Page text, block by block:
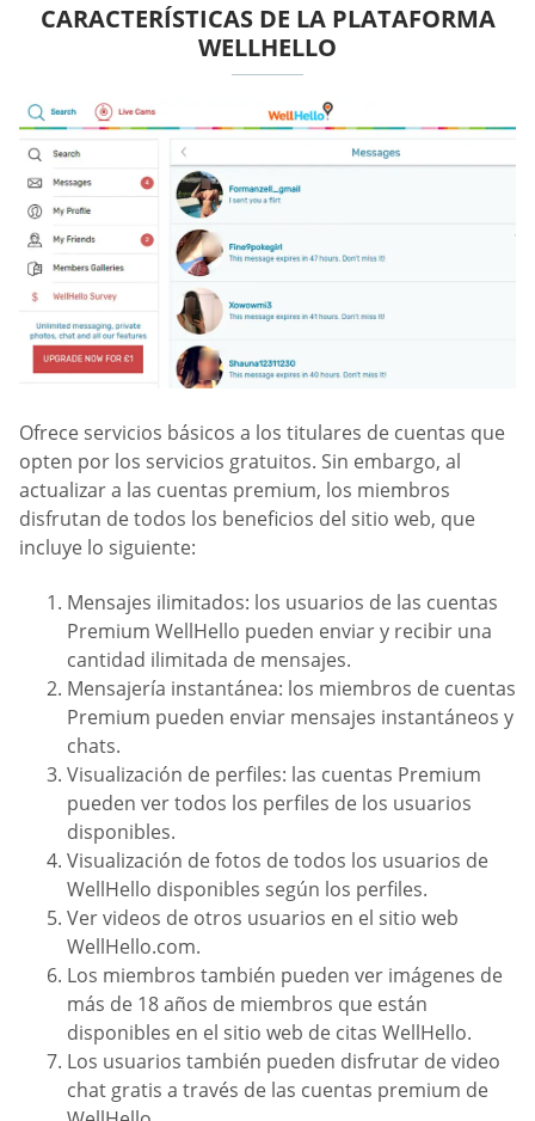
CARACTERÍSTICAS DE LA PLATAFORMA
WELLHELLO
Ofrece servicios básicos a los titulares de cuentas que
opten por los servicios gratuitos. Sin embargo, al
actualizar a las cuentas premium, los miembros
disfrutan de todos los beneficios del sitio web, que
incluye lo siguiente:
Mensajes ilimitados: los usuarios de las cuentas
Premium WellHello pueden enviar y recibir una
cantidad ilimitada de mensajes.
Mensajería instantánea: los miembros de cuentas
Premium pueden enviar mensajes instantáneos y
chats.
Visualización de perfiles: las cuentas Premium
pueden ver todos los perfiles de los usuarios
disponibles.
Visualización de fotos de todos los usuarios de
WellHello disponibles según los perfiles.
Ver videos de otros usuarios en el sitio web
WellHello.com.
Los miembros también pueden ver imágenes de
más de 18 años de miembros que están
disponibles en el sitio web de citas WellHello.
Los usuarios también pueden disfrutar de video
chat gratis a través de las cuentas premium de